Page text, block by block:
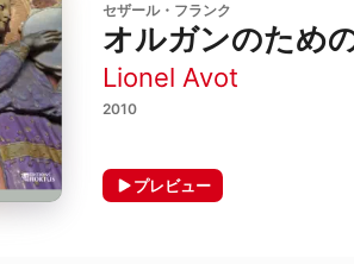
セザール・フランク
オルガンのため
Lionel Avot
2010
プレビュー